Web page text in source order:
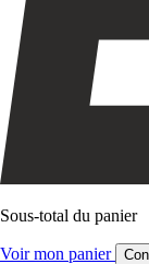
Sous-total du panier
Voir mon panier